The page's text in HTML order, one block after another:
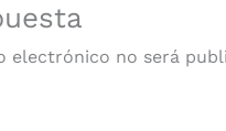
electrónico no será